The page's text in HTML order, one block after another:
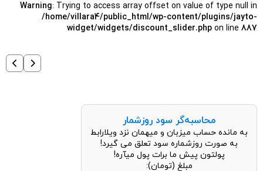
Warning: Trying to access array offset on value of type null in
/home/villara4/public_html/wp-content/plugins/jayto-
widget/widgets/discount_slider.php on line 887
محاسبه‌گر سود روزشمار
به مانده حساب میزبان و میهمان نزد ویلارابط
به صورت روزشماره سود تعلق می گیرد!
پولتون پیش ما برات پول میآره!
مبلغ (تومان):